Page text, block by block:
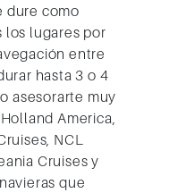
dure como
los lugares por
entre
hasta 3 o 4
asesorarte muy
America,
NCL
Cruises y
que